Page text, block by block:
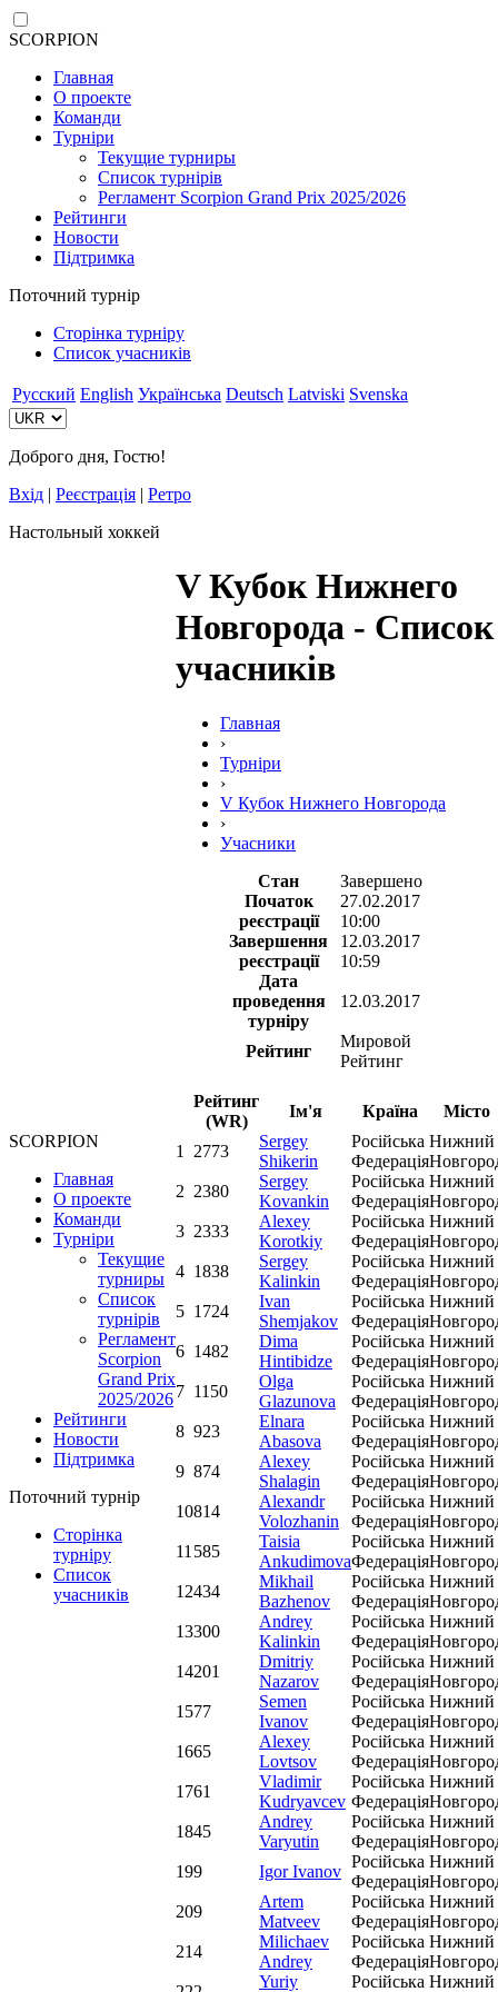
SCORPION
Главная
О проекте
Команди
Турніри
Текущие турниры
Список турнірів
Регламент Scorpion Grand Prix 2025/2026
Рейтинги
Новости
Підтримка
Поточний турнір
Сторінка турніру
Список учасників
Русский English Українська Deutsch Latviski Svenska
Доброго дня, Гостю!
Вхід | Реєстрація | Ретро
Настольный хоккей
SCORPION
Главная
О проекте
Команди
Турніри
Текущие
турниры
Список
турнірів
Регламент
Scorpion
Grand Prix
2025/2026
Рейтинги
Новости
Підтримка
Поточний турнір
Сторінка
турніру
Список
учасників
V Кубок Нижнего
Новгорода - Список
учасників
Главная
›
Турніри
›
V Кубок Нижнего Новгорода
›
Учасники
Стан
Завершено
Початок
реєстрації
27.02.2017
10:00
Завершення
реєстрації
12.03.2017
10:59
Дата
проведення
турніру
12.03.2017
Рейтинг
Мировой
Рейтинг
Рейтинг
(WR)
Ім'я Країна Місто
1 2773
Sergey
Shikerin
Російська
Федерація
Нижний
2 2380
Sergey
Kovankin
Російська
Федерація
Нижний
3 2333
Alexey
Korotkiy
Російська
Федерація
Нижний
4 1838
Sergey
Kalinkin
Російська
Федерація
Нижний
5 1724
Ivan
Shemjakov
Російська
Федерація
Нижний
6 1482
Dima
Hintibidze
Російська
Федерація
Нижний
7 1150
Olga
Glazunova
Російська
Федерація
Нижний
8 923
Elnara
Abasova
Російська
Федерація
Нижний
9 874
Alexey
Shalagin
Російська
Федерація
Нижний
10814
Alexandr
Volozhanin
Російська
Федерація
Нижний
11 585
Taisia
Ankudimova
Російська
Федерація
Нижний
12434
Mikhail
Bazhenov
Російська
Федерація
Нижний
13300
Andrey
Kalinkin
Російська
Федерація
Нижний
14201
Dmitriy
Nazarov
Російська
Федерація
Нижний
1577
Semen
Ivanov
Російська
Федерація
Нижний
1665
Alexey
Lovtsov
Російська
Федерація
Нижний
1761
Vladimir
Kudryavcev
Російська
Федерація
Нижний
1845
Andrey
Varyutin
Російська
Федерація
Нижний
199 Igor Ivanov
Російська
Федерація
Нижний
209
Artem
Matveev
Російська
Федерація
Нижний
214
Milichaev
Andrey
Російська
Федерація
Нижний
Yuriy
Російська Нижний